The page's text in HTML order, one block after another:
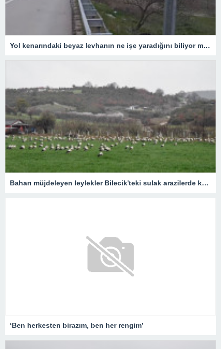
Yol kenarındaki beyaz levhanın ne işe yaradığını biliyor muydunuz?
Baharı müjdeleyen leylekler Bilecik'teki sulak arazilerde konakladı
‘Ben herkesten birazım, ben her rengim’